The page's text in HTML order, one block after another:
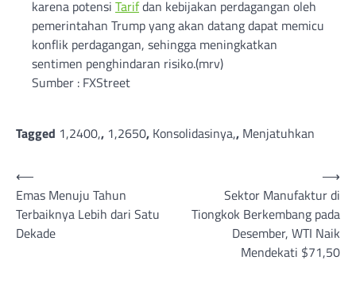
karena potensi Tarifdan kebijakan perdagangan oleh
pemerintahan Trump yang akan datang dapat memicu
konflik perdagangan, sehingga meningkatkan
sentimen penghindaran risiko.(mrv)
Sumber : FXStreet
Tagged 1,2400,, 1,2650, Konsolidasinya,, Menjatuhkan
Post
navigation
⟵
Emas Menuju Tahun
Terbaiknya Lebih dari Satu
Dekade
Sektor Manufaktur di
Tiongkok Berkembang pada
Desember, WTI Naik
Mendekati $71,50
⟶